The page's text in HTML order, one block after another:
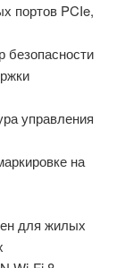
портов PCIe,
управления
на
для жилых